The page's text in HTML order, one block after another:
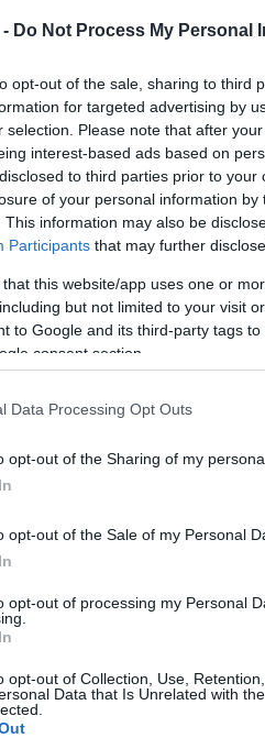
Do Not Process My Personal
opt-out of the sale, sharing to third
for targeted advertising by
selection. Please note that after
interest-based ads based on
to third parties prior to
of your personal information by
This information may also be
Participants that may further
that this website/app uses one or
but not limited to your visit
to Google and its third-party tags
consent section.
Data Processing Opt Outs
opt-out of the Sharing of my
opt-out of the Sale of my Personal
opt-out of processing my Personal
opt-out of Collection, Use,
Data that Is Unrelated with
του σχολείου:
προγράμματος
έλαβαν μέρος στην τελική
σε σημαντικές
εκδήλωση διάχυσης στο
όπου παρουσιάστηκαν τα
(VR) για τον
τη στήριξη και εφαρμογή